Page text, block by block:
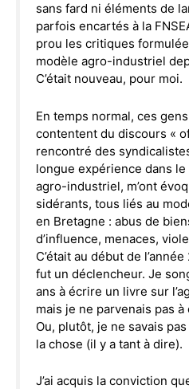
sans fard ni éléments de
parfois encartés à la
prou les critiques
modèle agro-industriel
C’était nouveau, pour moi.
En temps normal, ces
contentent du discours «
rencontré des
longue expérience dans
agro-industriel, m’ont
sidérants, tous liés au
en Bretagne : abus de
d’influence, menaces,
C’était au début de
fut un déclencheur. Je
ans à écrire un livre sur
mais je ne parvenais pas
Ou, plutôt, je ne savais
la chose (il y a tant à dire).
J’ai acquis la conviction